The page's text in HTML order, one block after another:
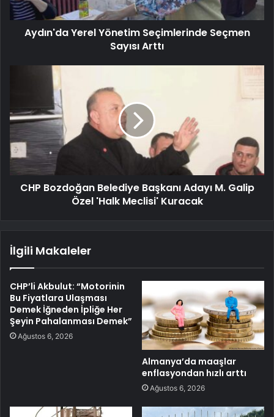
Aydın'da Yerel Yönetim Seçimlerinde Seçmen
Sayısı Arttı
CHP Bozdoğan Belediye Başkanı Adayı M. Galip
Özel 'Halk Meclisi' Kuracak
İlgili Makaleler
CHP’li Akbulut: “Motorinin
Bu Fiyatlara Ulaşması
Demek İğneden İpliğe Her
Şeyin Pahalanması Demek”
Ağustos 6, 2026
Almanya’da maaşlar
enflasyondan hızlı arttı
Ağustos 6, 2026